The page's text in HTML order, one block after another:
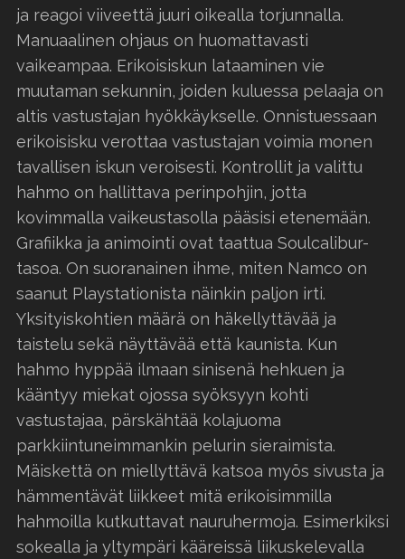
ja reagoi viiveettä juuri oikealla torjunnalla.
Manuaalinen ohjaus on huomattavasti
vaikeampaa. Erikoisiskun lataaminen vie
muutaman sekunnin, joiden kuluessa pelaaja on
altis vastustajan hyökkäykselle. Onnistuessaan
erikoisisku verottaa vastustajan voimia monen
tavallisen iskun veroisesti. Kontrollit ja valittu
hahmo on hallittava perinpohjin, jotta
kovimmalla vaikeustasolla pääsisi etenemään.
Grafiikka ja animointi ovat taattua Soulcalibur-
tasoa. On suoranainen ihme, miten Namco on
saanut Playstationista näinkin paljon irti.
Yksityiskohtien määrä on häkellyttävää ja
taistelu sekä näyttävää että kaunista. Kun
hahmo hyppää ilmaan sinisenä hehkuen ja
kääntyy miekat ojossa syöksyyn kohti
vastustajaa, pärskähtää kolajuoma
parkkiintuneimmankin pelurin sieraimista.
Mäiskettä on miellyttävä katsoa myös sivusta ja
hämmentävät liikkeet mitä erikoisimmilla
hahmoilla kutkuttavat nauruhermoja. Esimerkiksi
sokealla ja yltympäri kääreissä liikuskelevalla